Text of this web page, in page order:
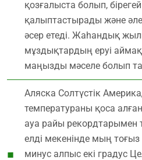
қозғалыста болып,
қалыптастырады және
әсер етеді. Жаһандық
мұздықтардың еруі
маңызды мәселе болып
Аляска Солтүстік
температураны қоса
ауа райы рекордтарымен
елді мекенінде мың
минус алпыс екі градус